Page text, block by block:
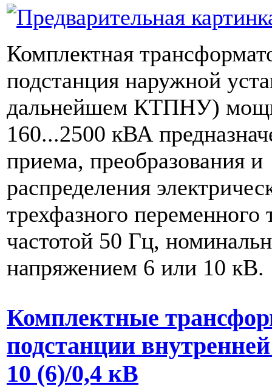
Комплектная
подстанция наружной
дальнейшем КТПНУ)
160...2500 кВА
приема, преобразования и
распределения
трехфазного переменного
частотой 50 Гц,
напряжением 6 или 10 кВ.
Комплектные
подстанции
10 (6)/0,4 кВ